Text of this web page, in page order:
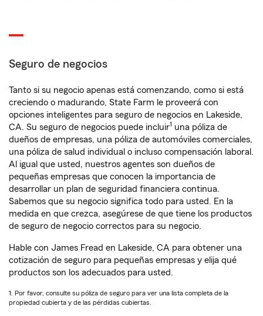
Seguro de negocios
Tanto si su negocio apenas está comenzando, como si está
creciendo o madurando, State Farm le proveerá con
opciones inteligentes para seguro de negocios en Lakeside,
CA. Su seguro de negocios puede incluir1 una póliza de
dueños de empresas, una póliza de automóviles comerciales,
una póliza de salud individual o incluso compensación laboral.
Al igual que usted, nuestros agentes son dueños de
pequeñas empresas que conocen la importancia de
desarrollar un plan de seguridad financiera continua.
Sabemos que su negocio significa todo para usted. En la
medida en que crezca, asegúrese de que tiene los productos
de seguro de negocio correctos para su negocio.
Hable con James Fread en Lakeside, CA para obtener una
cotización de seguro para pequeñas empresas y elija qué
productos son los adecuados para usted.
1. Por favor, consulte su póliza de seguro para ver una lista completa de la
propiedad cubierta y de las pérdidas cubiertas.